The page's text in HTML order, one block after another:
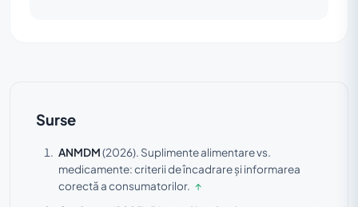
Surse
ANMDM(2026). Suplimente alimentare vs.
medicamente: criterii de încadrare și informarea
corectă a consumatorilor. ↑